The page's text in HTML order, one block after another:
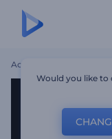
Accueil
Would you like to